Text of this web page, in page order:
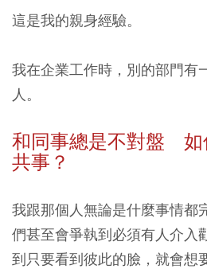
這是我的親身經驗。
我在企業工作時，別的部門有
人。
和同事總是不對盤 如
共事？
我跟那個人無論是什麼事情都
們甚至會爭執到必須有人介入
到只要看到彼此的臉，就會想